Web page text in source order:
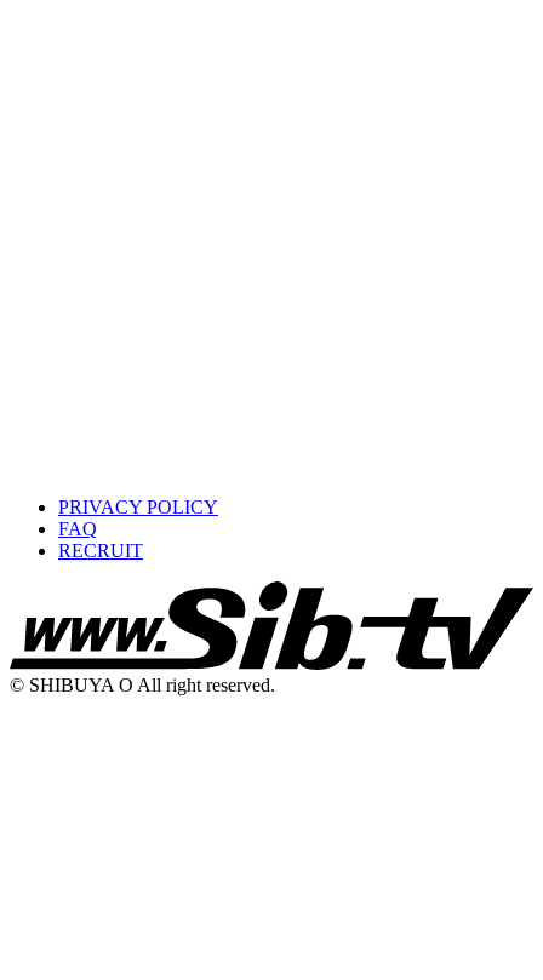
PRIVACY POLICY
FAQ
RECRUIT
© SHIBUYA O All right reserved.